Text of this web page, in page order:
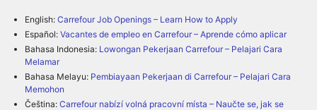
English: Carrefour Job Openings – Learn How to Apply
Español: Vacantes de empleo en Carrefour – Aprende cómo aplicar
Bahasa Indonesia: Lowongan Pekerjaan Carrefour – Pelajari Cara
Melamar
Bahasa Melayu: Pembiayaan Pekerjaan di Carrefour – Pelajari Cara
Memohon
Čeština: Carrefour nabízí volná pracovní místa – Naučte se, jak se